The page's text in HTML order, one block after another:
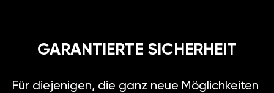
GARANTIERTE SICHERHEIT
Für diejenigen, die ganz neue Möglichkeiten